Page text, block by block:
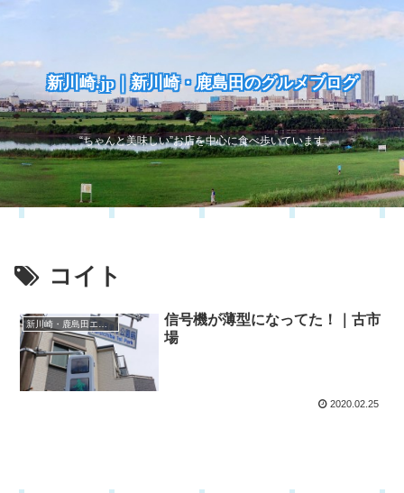
新川崎.jp｜新川崎・鹿島田のグルメブログ
“ちゃんと美味しい”お店を中心に食べ歩いています
コイト
新川崎・鹿島田エリア
信号機が薄型になってた！｜古市
場
2020.02.25